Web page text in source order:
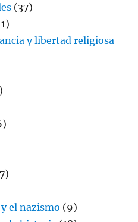
(37)
y libertad religiosa
el nazismo (9)